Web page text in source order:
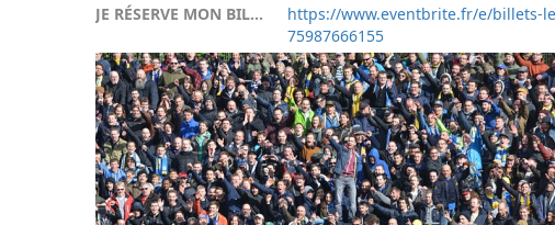
JE RÉSERVE MON BILLET:
https://www.eventbrite.fr/e/billets-
75987666155